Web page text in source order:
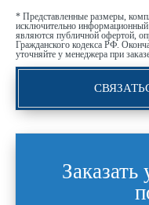
* Представленные размеры,
исключительно информационный
являются публичной офертой,
Гражданского кодекса РФ.
уточняйте у менеджера при